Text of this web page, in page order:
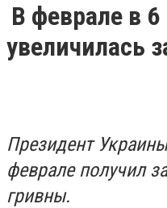
В феврале в
увеличилась
Президент
феврале получил
гривны.